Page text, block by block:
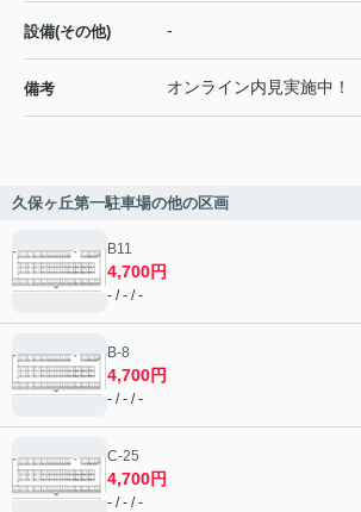
設備(その他) -
備考 オンライン内見実施中！
久保ヶ丘第一駐車場の他の区画
B11
4,700円
- / - / -
B-8
4,700円
- / - / -
C-25
4,700円
- / - / -